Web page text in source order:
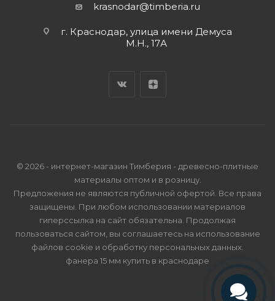
krasnodar@timberia.ru
г. Краснодар, улица имени Демуса
М.Н., 17А
© 2026 - интернет-магазин Тимберия - древесно-плитные
материалы оптом и в розницу.
Предложения не являются публичной офертой. Все права
защищены. При любом использовании материалов
гиперссылка на сайт обязательна. Продолжая
пользоваться сайтом, вы соглашаетесь на использование
файлов cookie и обработку персональных данных
фанера 15 мм купить в краснодаре